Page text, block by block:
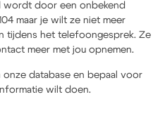
wordt door een onbekend
maar je wilt ze niet meer
tijdens het telefoongesprek. Ze
meer met jou opnemen.
onze database en bepaal voor
wilt doen.